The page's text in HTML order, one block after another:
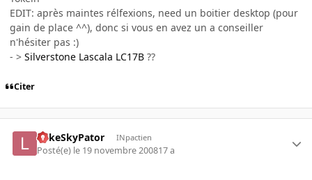
EDIT: après maintes rélfexions, need un boitier desktop (pour
gain de place ^^), donc si vous en avez un a conseiller
n'hésiter pas :)
- > Silverstone Lascala LC17B ??
Citer
LukeSkyPator INpactien
Posté(e) le 19 novembre 200817 a